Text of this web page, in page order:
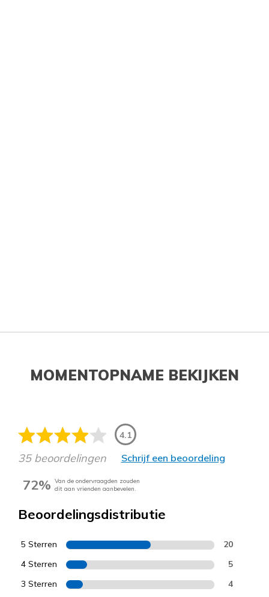
MOMENTOPNAME BEKIJKEN
4.1
35 beoordelingen Schrijf een beoordeling
72% Van de ondervraagden zouden
dit aan vrienden aanbevelen.
Beoordelingsdistributie
5 Sterren 20
4 Sterren 5
3 Sterren 4